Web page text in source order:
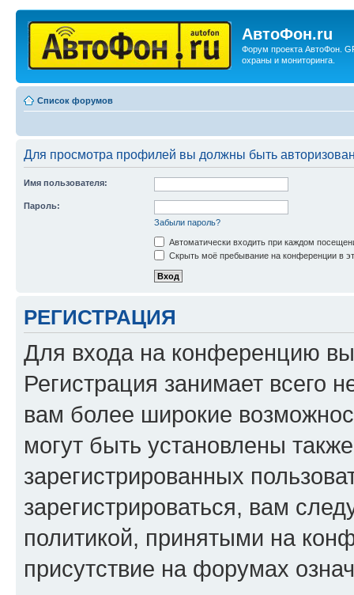
АвтоФон.ru
Форум проекта АвтоФон.
охраны и мониторинга.
Список форумов
Для просмотра профилей вы должны быть
Имя пользователя:
Пароль:
Забыли пароль?
Автоматически входить при каждом
Скрыть моё пребывание на конференции в
РЕГИСТРАЦИЯ
Для входа на конференцию
Регистрация занимает всего
вам более широкие
могут быть установлены
зарегистрированных
зарегистрироваться, вам
политикой, принятыми на
присутствие на форумах